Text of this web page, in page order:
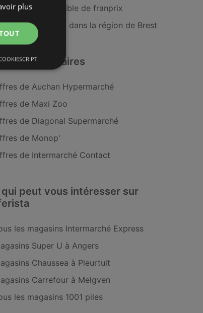
disponible de franprix
E.Leclerc dans la région de Brest
similaires
de Auchan Hypermarché
de Maxi Zoo
de Diagonal Supermarché
de Monop'
de Intermarché Contact
qui peut vous intéresser sur
les magasins Intermarché Express
Super U à Angers
Chaussea à Pleurtuit
Carrefour à Melgven
les magasins 1001 piles
plus